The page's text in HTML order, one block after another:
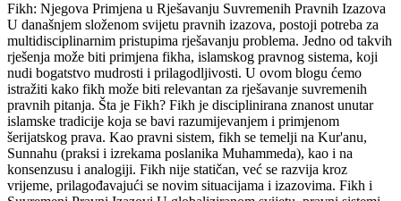
Fikh: Njegova Primjena u Rješavanju Suvremenih Pravnih Izazova
U današnjem složenom svijetu pravnih izazova, postoji potreba za
multidisciplinarnim pristupima rješavanju problema. Jedno od takvih
rješenja može biti primjena fikha, islamskog pravnog sistema, koji
nudi bogatstvo mudrosti i prilagodljivosti. U ovom blogu ćemo
istražiti kako fikh može biti relevantan za rješavanje suvremenih
pravnih pitanja. Šta je Fikh? Fikh je disciplinirana znanost unutar
islamske tradicije koja se bavi razumijevanjem i primjenom
šerijatskog prava. Kao pravni sistem, fikh se temelji na Kur'anu,
Sunnahu (praksi i izrekama poslanika Muhammeda), kao i na
konsenzusu i analogiji. Fikh nije statičan, već se razvija kroz
vrijeme, prilagođavajući se novim situacijama i izazovima. Fikh i